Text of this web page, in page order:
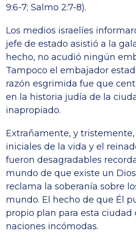
9:6-7; Salmo 2:7-8).
Los medios israelíes
jefe de estado asistió a la
hecho, no acudió ningún
Tampoco el embajador
razón esgrimida fue que
en la historia judía de la
inapropiado.
Extrañamente, y
iniciales de la vida y el
fueron desagradables
mundo de que existe un
reclama la soberanía sobre
mundo. El hecho de que Él
propio plan para esta ciudad
naciones incómodas.